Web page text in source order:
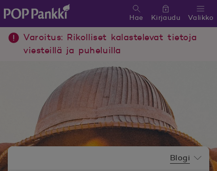
POP Pankki, etusivulle
Valikko
Hae Kirjaudu
Varoitus: Rikolliset kalastelevat tietoja
viesteillä ja puheluilla
Blogi